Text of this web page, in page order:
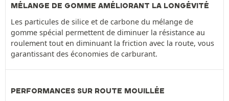
MÉLANGE DE GOMME AMÉLIORANT LA LONGÉVITÉ
Les particules de silice et de carbone du mélange de
gomme spécial permettent de diminuer la résistance au
roulement tout en diminuant la friction avec la route, vous
garantissant des économies de carburant.
PERFORMANCES SUR ROUTE MOUILLÉE